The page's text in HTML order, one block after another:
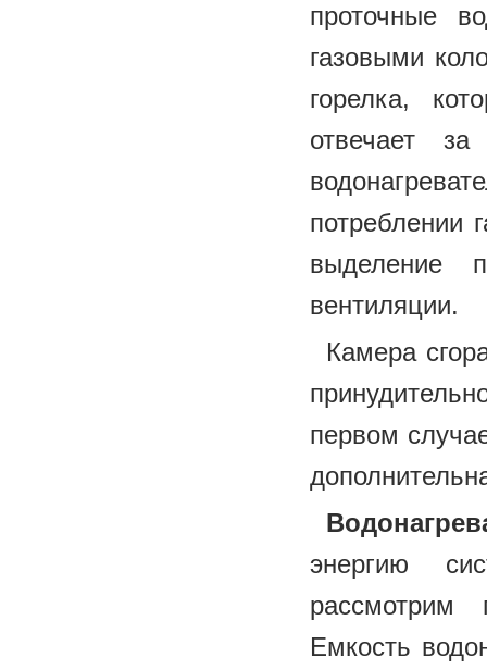
проточные
газовыми
горелка,
отвечает
потреблении
выделение
вентиляции.
Камера
первом
энергию
рассмотрим
Емкость